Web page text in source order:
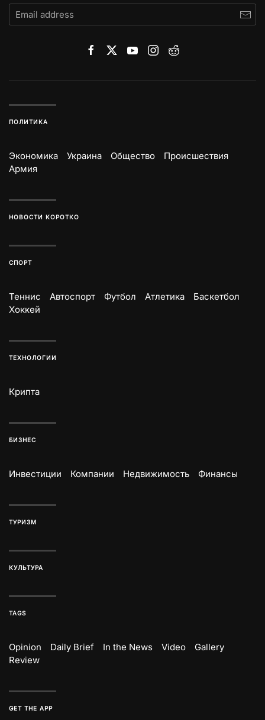
ПОЛИТИКА
Экономика Украина Общество
Происшествия
Армия
НОВОСТИ КОРОТКО
СПОРТ
Теннис Автоспорт Футбол Атлетика
Баскетбол
Хоккей
ТЕХНОЛОГИИ
Крипта
БИЗНЕС
Инвестиции Компании Недвижимость Финансы
ТУРИЗМ
КУЛЬТУРА
TAGS
Opinion Daily Brief In the News Video
Gallery
Review
GET THE APP